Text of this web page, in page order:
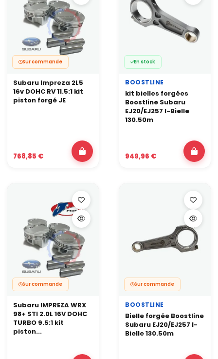
Sur commande
Subaru Impreza 2L5
16v DOHC RV 11.5:1 kit
piston forgé JE
768,85 €
En stock
BOOSTLINE
kit bielles forgées
Boostline Subaru
EJ20/EJ257 I-Bielle
130.50m
949,96 €
Sur commande
Subaru IMPREZA WRX
98+ STI 2.0L 16V DOHC
TURBO 9.5:1 kit
piston...
Sur commande
BOOSTLINE
Bielle forgée Boostline
Subaru EJ20/EJ257 I-
Bielle 130.50m